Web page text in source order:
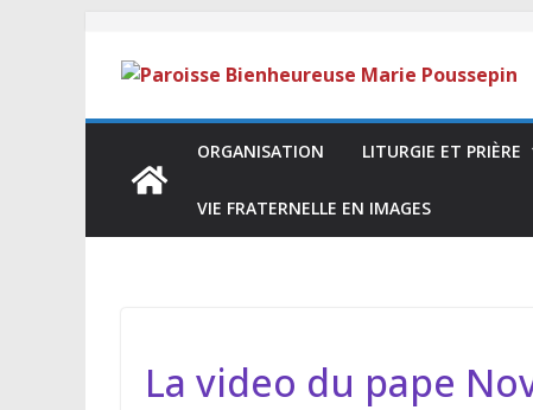
ORGANISATION LITURGIE ET PRIÈRE
VIE FRATERNELLE EN IMAGES
La video du pape